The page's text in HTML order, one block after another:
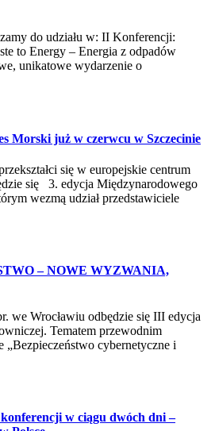
do udziału w: II Konferencji:
to Energy – Energia z odpadów
unikatowe wydarzenie o
Morski już w czerwcu w Szczecinie
się w europejskie centrum
się 3. edycja Międzynarodowego
wezmą udział przedstawiciele
– NOWE WYZWANIA,
we Wrocławiu odbędzie się III edycja
Tematem przewodnim
„Bezpieczeństwo cybernetyczne i
w ciągu dwóch dni –